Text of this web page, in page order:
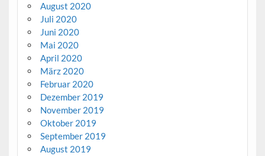
August 2020
Juli 2020
Juni 2020
Mai 2020
April 2020
März 2020
Februar 2020
Dezember 2019
November 2019
Oktober 2019
September 2019
August 2019